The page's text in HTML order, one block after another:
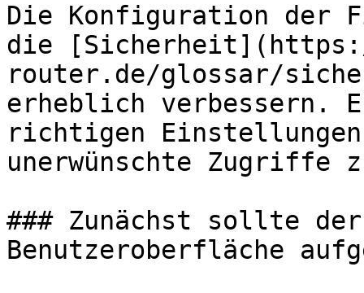
Die Konfiguration der
die
router.de/glossar/
erheblich
richtigen Einstellungen
unerwünschte Zugriffe
### Zunächst sollte
Benutzeroberfläche